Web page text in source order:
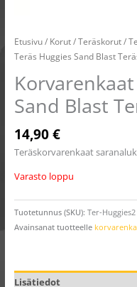
Etusivu/ Korut/Teräskorut/
Teräs Huggies Sand Blast
Sand Blast
14,90€
Teräskorvarenkaat
Varasto loppu
Tuotetunnus (SKU): Ter-Huggies2
Avainsanat tuotteelle
Lisätiedot